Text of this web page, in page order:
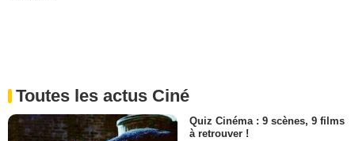
Toutes les actus Ciné
Quiz Cinéma : 9 scènes, 9 films
à retrouver !